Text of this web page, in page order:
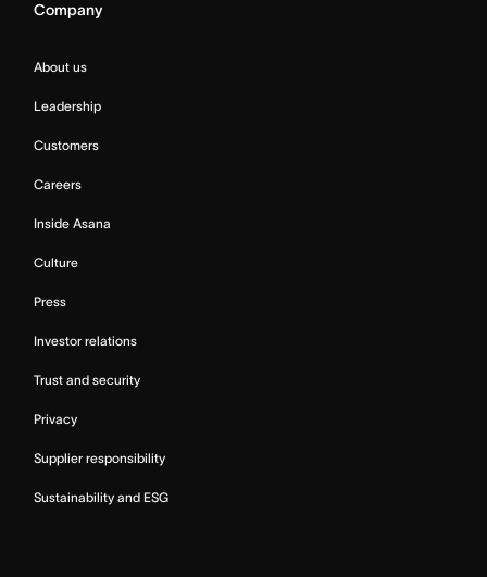
Company
About us
Leadership
Customers
Careers
Inside Asana
Culture
Press
Investor relations
Trust and security
Privacy
Supplier responsibility
Sustainability and ESG